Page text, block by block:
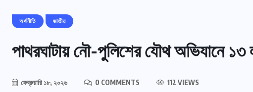
অর্থনীতি জাতীয়
পাথরঘাটায় নৌ-পুলিশের যৌথ অভিযানে ১৩
ফেব্রুয়ারি ১৮, ২০২৬ 0 COMMENTS 112 VIEWS